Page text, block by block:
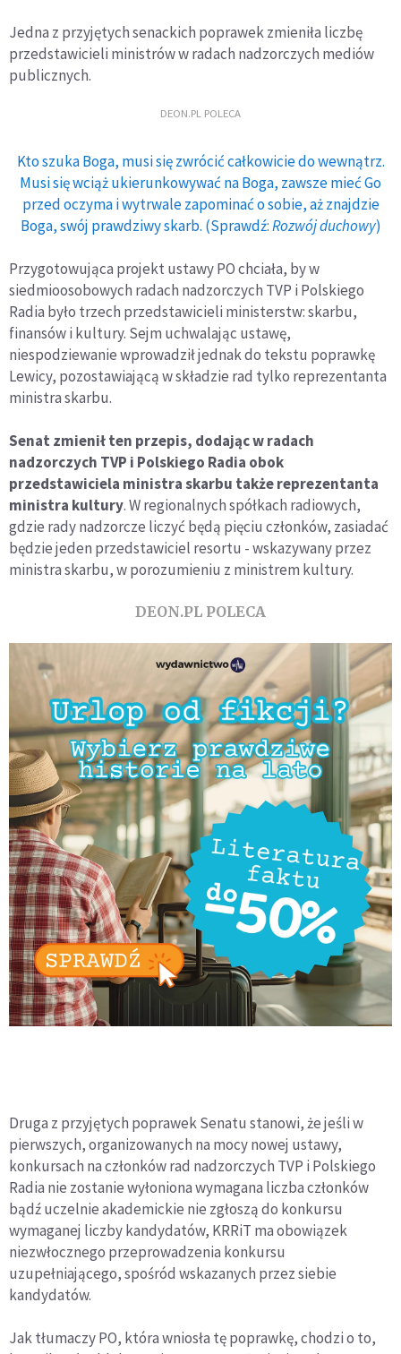
Jedna z przyjętych senackich poprawek zmieniła liczbę
przedstawicieli ministrów w radach nadzorczych mediów
publicznych.
DEON.PL POLECA
Kto szuka Boga, musi się zwrócić całkowicie do wewnątrz.
Musi się wciąż ukierunkowywać na Boga, zawsze mieć Go
przed oczyma i wytrwale zapominać o sobie, aż znajdzie
Boga, swój prawdziwy skarb. (Sprawdź:Rozwój duchowy)
Przygotowująca projekt ustawy PO chciała, by w
siedmioosobowych radach nadzorczych TVP i Polskiego
Radia było trzech przedstawicieli ministerstw: skarbu,
finansów i kultury. Sejm uchwalając ustawę,
niespodziewanie wprowadził jednak do tekstu poprawkę
Lewicy, pozostawiającą w składzie rad tylko reprezentanta
ministra skarbu.
Senat zmienił ten przepis, dodając w radach
nadzorczych TVP i Polskiego Radia obok
przedstawiciela ministra skarbu także reprezentanta
ministra kultury. W regionalnych spółkach radiowych,
gdzie rady nadzorcze liczyć będą pięciu członków, zasiadać
będzie jeden przedstawiciel resortu - wskazywany przez
ministra skarbu, w porozumieniu z ministrem kultury.
DEON.PL POLECA
Druga z przyjętych poprawek Senatu stanowi, że jeśli w
pierwszych, organizowanych na mocy nowej ustawy,
konkursach na członków rad nadzorczych TVP i Polskiego
Radia nie zostanie wyłoniona wymagana liczba członków
bądź uczelnie akademickie nie zgłoszą do konkursu
wymaganej liczby kandydatów, KRRiT ma obowiązek
niezwłocznego przeprowadzenia konkursu
uzupełniającego, spośród wskazanych przez siebie
kandydatów.
Jak tłumaczy PO, która wniosła tę poprawkę, chodzi o to,